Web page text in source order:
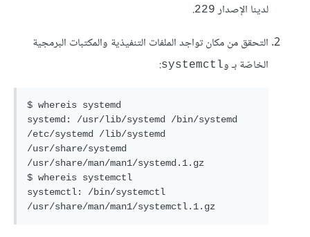
لدينا الإصدار 229
.
التحقق من مكان تواجد الملفات التنفيذية والمكتبات البرمجية
الخاصّة بـ وsystemctl
:
$ whereis systemd
systemd: /usr/lib/systemd /bin/systemd
/etc/systemd /lib/systemd
/usr/share/systemd
/usr/share/man/man1/systemd.1.gz
$ whereis systemctl
systemctl: /bin/systemctl
/usr/share/man/man1/systemctl.1.gz